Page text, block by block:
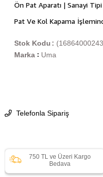
Ön Pat Aparatı | Sanayi
Pat Ve Kol Kapama
Stok Kodu
Marka : Uma
Telefonla Sipariş
750 TL ve Üzeri Kargo
Bedava